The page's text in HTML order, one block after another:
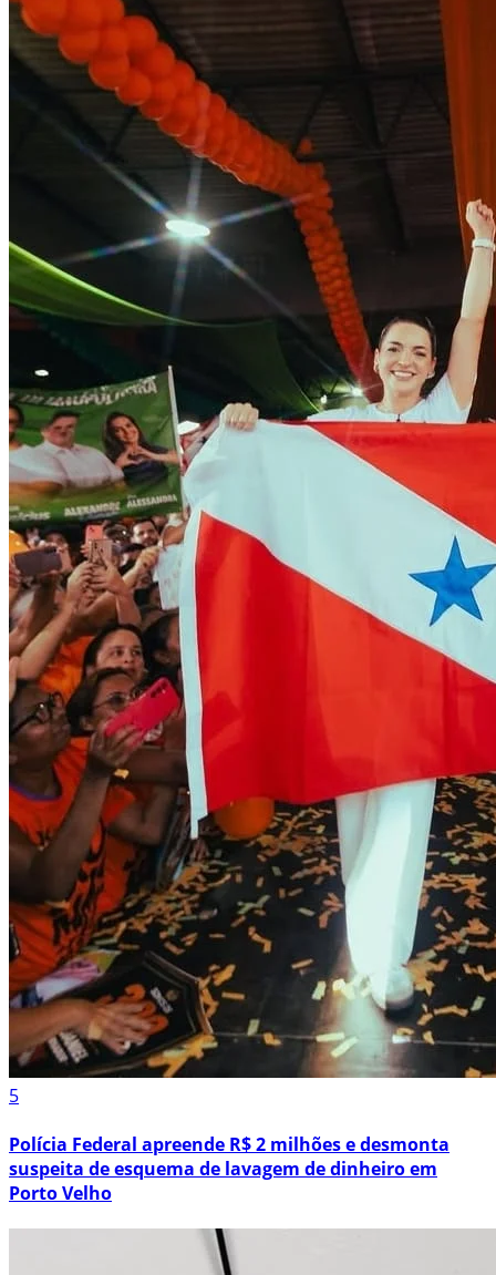
5
Polícia Federal apreende R$ 2 milhões e desmonta
suspeita de esquema de lavagem de dinheiro em
Porto Velho